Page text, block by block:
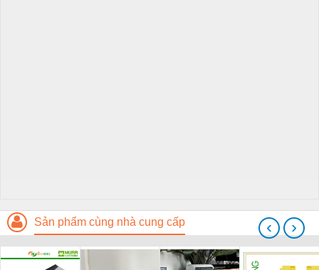
Sản phẩm cùng nhà cung cấp ‹ ›